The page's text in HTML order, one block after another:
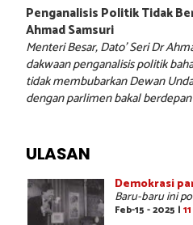
Penganalisis Politik Tidak
Ahmad Samsuri
Menteri Besar, Dato’ Seri Dr
dakwaan penganalisis politik
tidak membubarkan Dewan
dengan parlimen bakal
ULASAN
Demokrasi
Baru-baru ini
Feb-15 - 2025 |